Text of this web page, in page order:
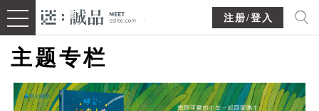
注册/登入
主题专栏